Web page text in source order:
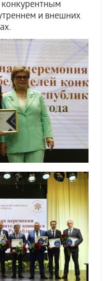
и внешних